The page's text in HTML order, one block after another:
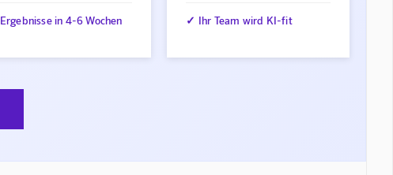
in 4-6 Wochen ✓ Ihr Team wird KI-fit